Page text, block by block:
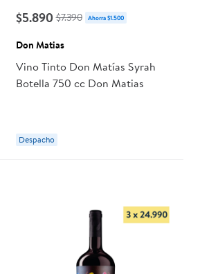
$5.890 $7.390 Ahorra $1.500
Don Matias
Vino Tinto Don Matías Syrah
Botella 750 cc Don Matias
Despacho